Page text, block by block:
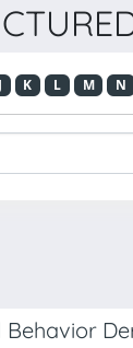
J K L M N